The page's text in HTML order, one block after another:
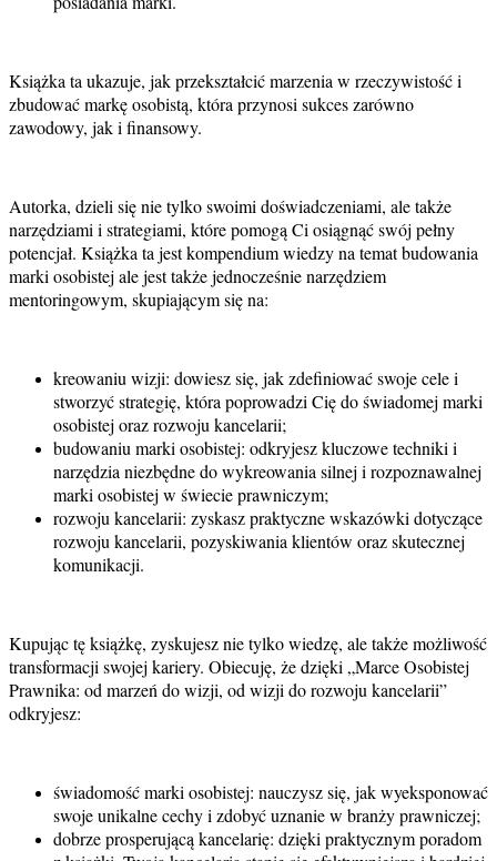
Książka ta ukazuje, jak przekształcić marzenia w rzeczywistość i
zbudować markę osobistą, która przynosi sukces zarówno
zawodowy, jak i finansowy.
Autorka, dzieli się nie tylko swoimi doświadczeniami, ale także
narzędziami i strategiami, które pomogą Ci osiągnąć swój pełny
potencjał. Książka ta jest kompendium wiedzy na temat budowania
marki osobistej ale jest także jednocześnie narzędziem
mentoringowym, skupiającym się na:
kreowaniu wizji: dowiesz się, jak zdefiniować swoje cele i
stworzyć strategię, która poprowadzi Cię do świadomej marki
osobistej oraz rozwoju kancelarii;
budowaniu marki osobistej: odkryjesz kluczowe techniki i
narzędzia niezbędne do wykreowania silnej i rozpoznawalnej
marki osobistej w świecie prawniczym;
rozwoju kancelarii: zyskasz praktyczne wskazówki dotyczące
rozwoju kancelarii, pozyskiwania klientów oraz skutecznej
komunikacji.
Kupując tę książkę, zyskujesz nie tylko wiedzę, ale także możliwość
transformacji swojej kariery. Obiecuję, że dzięki „Marce Osobistej
Prawnika: od marzeń do wizji, od wizji do rozwoju kancelarii”
odkryjesz:
świadomość marki osobistej: nauczysz się, jak wyeksponować
swoje unikalne cechy i zdobyć uznanie w branży prawniczej;
dobrze prosperującą kancelarię: dzięki praktycznym poradom